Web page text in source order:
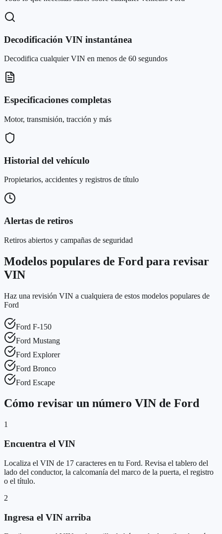
Decodificación VIN instantánea
Decodifica cualquier VIN en menos de 60 segundos
Especificaciones completas
Motor, transmisión, tracción y más
Historial del vehículo
Propietarios, accidentes y registros de título
Alertas de retiros
Retiros abiertos y campañas de seguridad
Modelos populares de Ford para revisar
VIN
Haz una revisión VIN a cualquiera de estos modelos populares de
Ford
Ford F-150
Ford Mustang
Ford Explorer
Ford Bronco
Ford Escape
Cómo revisar un número VIN de Ford
1
Encuentra el VIN
Localiza el VIN de 17 caracteres en tu Ford. Revisa el tablero del
lado del conductor, la calcomanía del marco de la puerta, el registro
o el título.
2
Ingresa el VIN arriba